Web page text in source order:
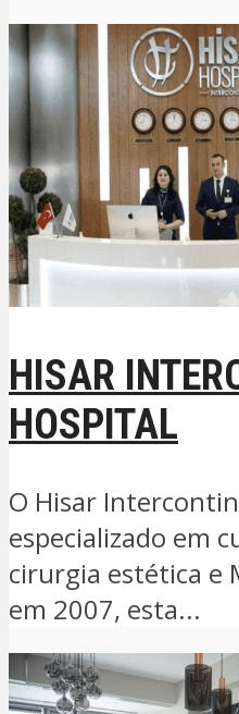
HISAR
HOSPITAL
O Hisar
especializado em
cirurgia estética e
em 2007, esta...